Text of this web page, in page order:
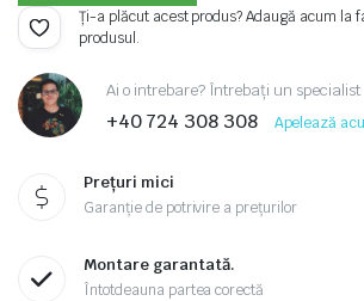
Ți-a plăcut acest produs? Adaugă acum la
produsul.
Ai o intrebare? Întrebați un specialist
+40 724 308 308 Apelează
Prețuri mici
Garanție de potrivire a prețurilor
Montare garantată.
Întotdeauna partea corectă